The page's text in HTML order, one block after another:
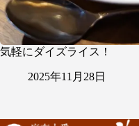
気軽にダイズライス！
2025年11月28日